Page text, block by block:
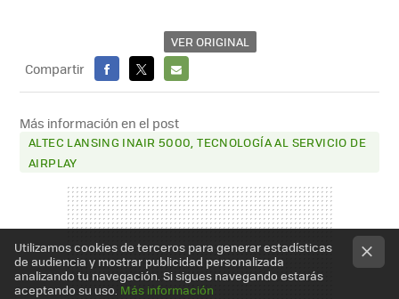
VER ORIGINAL
Compartir
FACEBOOK
X
E-
MAIL
Más información en el post
ALTEC LANSING INAIR 5000, TECNOLOGÍA AL SERVICIO DE
AIRPLAY
Utilizamos cookies de terceros para generar estadísticas
de audiencia y mostrar publicidad personalizada
analizando tu navegación. Si sigues navegando estarás
aceptando su uso. Más información